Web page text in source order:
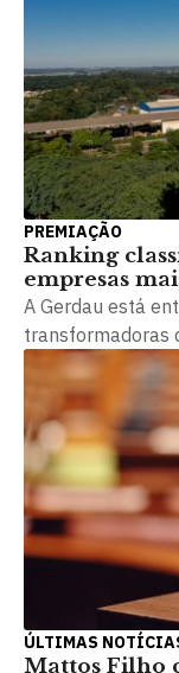
PREMIAÇÃO
Ranking
empresas
A Gerdau está
transformadoras
ÚLTIMAS
Mattos Filho